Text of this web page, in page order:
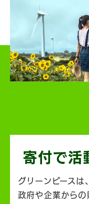
寄付で活
グリーンピースは
政府や企業からの